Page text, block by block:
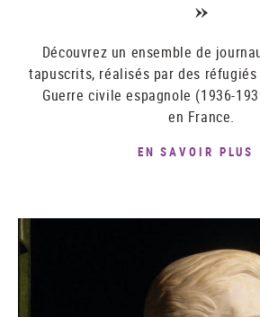
»
Découvrez un ensemble de
tapuscrits, réalisés par des
Guerre civile espagnole (1936-
en France.
EN SAVOIR PLUS